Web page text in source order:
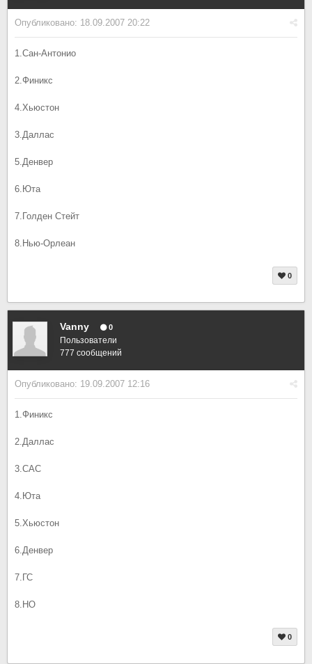
Опубликовано: 18.09.2007 20:22
1.Сан-Антонио
2.Финикс
4.Хьюстон
3.Даллас
5.Денвер
6.Юта
7.Голден Стейт
8.Нью-Орлеан
0
Vanny 0
Пользователи
777 сообщений
Опубликовано: 19.09.2007 12:16
1.Финикс
2.Даллас
3.САС
4.Юта
5.Хьюстон
6.Денвер
7.ГС
8.НО
0